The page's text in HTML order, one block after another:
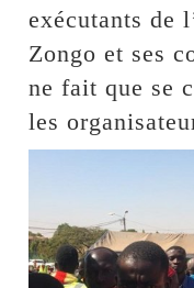
exécutants de
Zongo et ses
ne fait que se
les